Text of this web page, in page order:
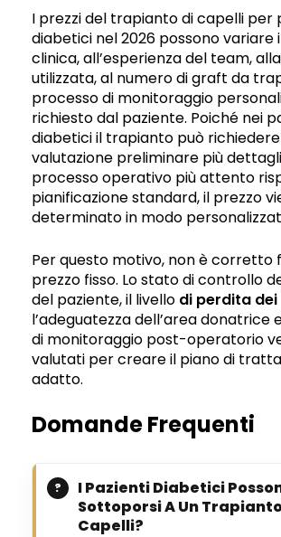
I prezzi del trapianto di capelli per
diabetici nel 2026 possono variare
clinica, all’esperienza del team,
utilizzata, al numero di graft da
processo di monitoraggio
richiesto dal paziente. Poiché nei
diabetici il trapianto può
valutazione preliminare più
processo operativo più attento
pianificazione standard, il prezzo
determinato in modo
Per questo motivo, non è corretto
prezzo fisso. Lo stato di controllo
del paziente, il livello di perdita
l’adeguatezza dell’area donatrice
di monitoraggio post-operatorio
valutati per creare il piano di
adatto.
Domande Frequenti
I Pazienti Diabetici
Sottoporsi A Un
Capelli?